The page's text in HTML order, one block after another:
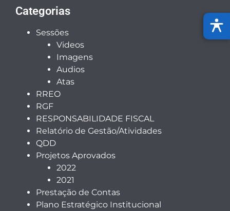
Categorias
Sessões
Videos
Imagens
Audios
Atas
RREO
RGF
RESPONSABILIDADE FISCAL
Relatório de Gestão/Atividades
QDD
Projetos Aprovados
2022
2021
Prestação de Contas
Plano Estratégico Institucional